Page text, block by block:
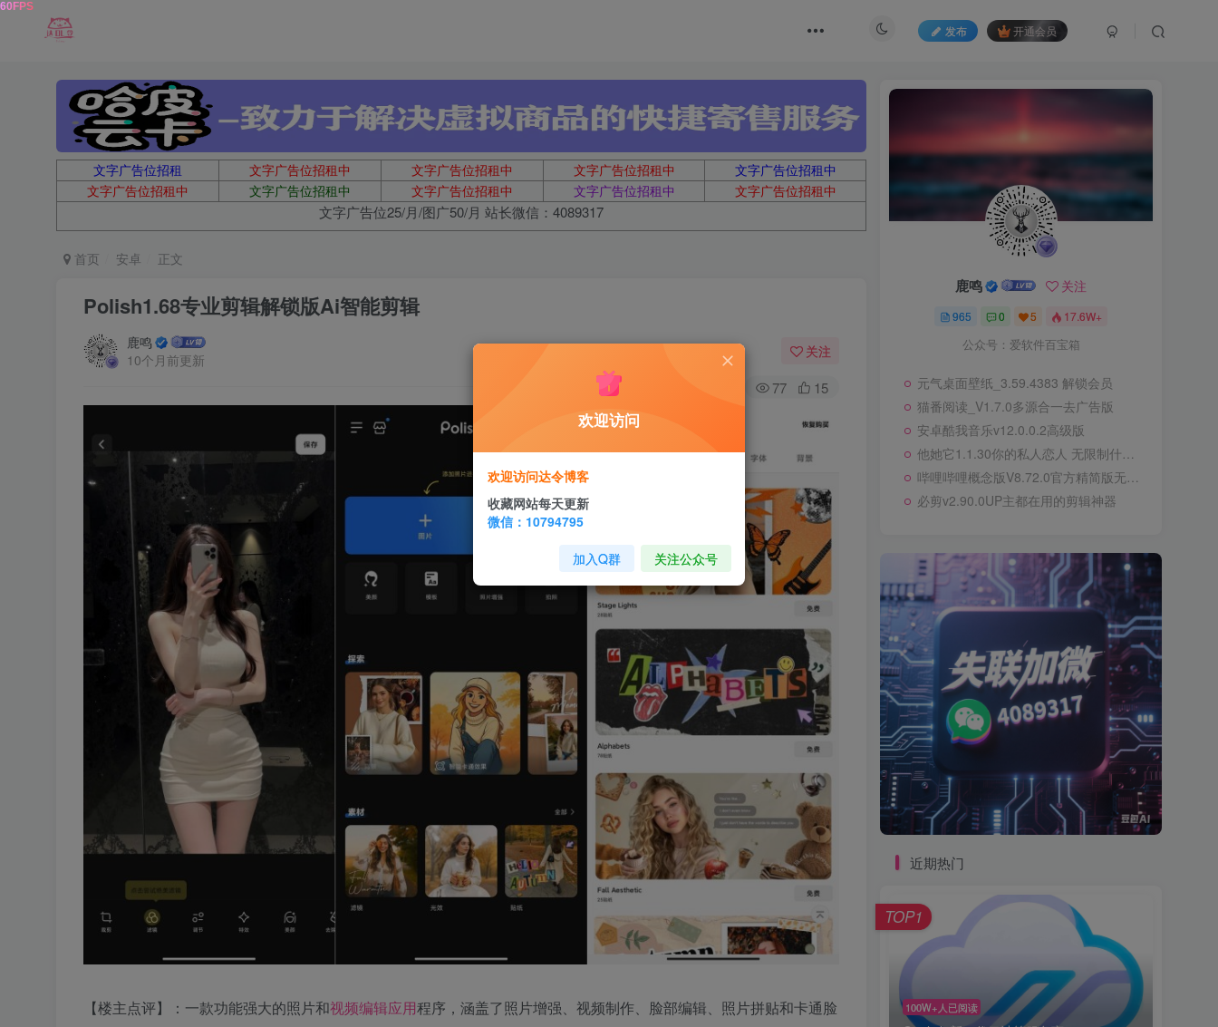
发布 开通会员
文字广告位招租 文字广告位招租中 文字广告位招租中 文字广告位招租中
文字广告位招租中
文字广告位招租中
文字广告位招租中 文字广告位招租中 文字广告位招租中 文字广告位招租中
文字广告位25/月/图广50/月 站长微信：4089317
首页 安卓 正文
Polish1.68专业剪辑解锁版Ai智能剪辑
鹿鸣
10个月前更新
关注
77 15
【楼主点评】：一款功能强大的照片和视频编辑应用程序，涵盖了照片增强、视频制作、脸部编辑、照片拼贴和卡通脸
鹿鸣 关注
965 0 5 17.6W+
公众号：爱软件百宝箱
元气桌面壁纸_3.59.4383 解锁会员
猫番阅读_V1.7.0多源合一去广告版
安卓酷我音乐v12.0.0.2高级版
他她它1.1.30你的私人恋人 无限制什么都可以聊
哔哩哔哩概念版V8.72.0官方精简版无广告
必剪v2.90.0UP主都在用的剪辑神器
近期热门
100W+人已阅读
TOP1
欢迎访问
欢迎访问达令博客
收藏网站每天更新
微信：10794795
加入Q群 关注公众号